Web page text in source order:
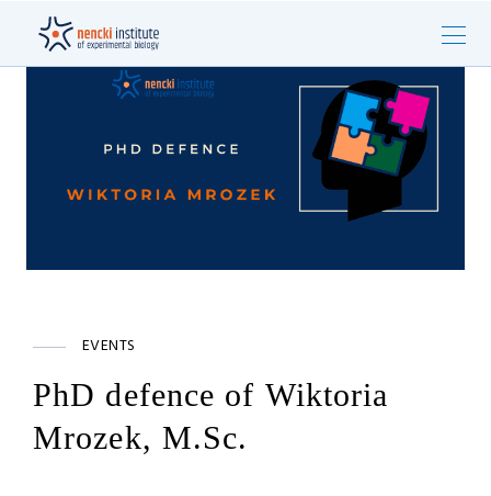
EVENTS
PhD defence of Wiktoria
Mrozek, M.Sc.